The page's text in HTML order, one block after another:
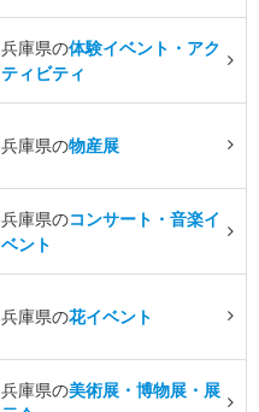
兵庫県の体験イベント・アク
ティビティ
兵庫県の物産展
兵庫県のコンサート・音楽イ
ベント
兵庫県の花イベント
兵庫県の美術展・博物展・展